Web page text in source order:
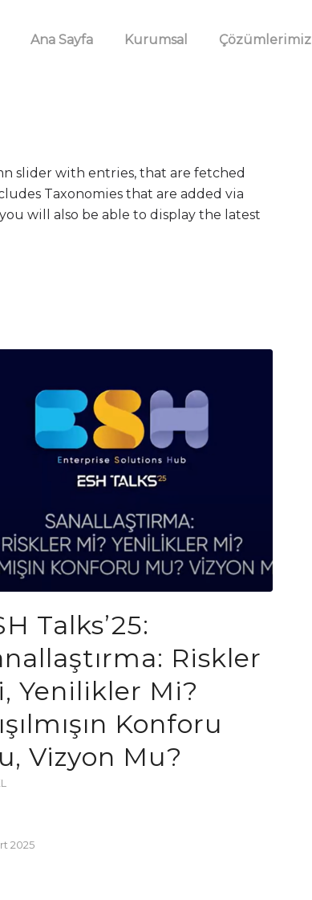
Ana Sayfa Kurumsal Çözümlerimiz
slider with entries, that are fetched
Taxonomies that are added via
will also be able to display the latest
Talks’25:
Riskler
Yenilikler Mi?
Konforu
Vizyon Mu?
2025